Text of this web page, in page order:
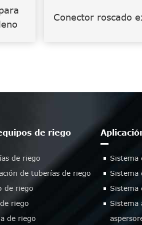
Conector roscado
de riego
de riego
de tuberías de riego
de riego
riego
de riego
Sistema
Sistema
Sistema
Sistema